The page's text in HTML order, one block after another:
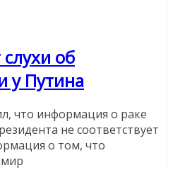
об
у Путина
что информация о раке
не соответствует
о том, что